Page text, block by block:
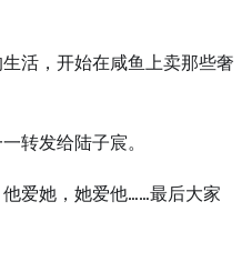
活，开始在咸鱼上卖那些奢
转发给陆子宸。
爱她，她爱他……最后大家